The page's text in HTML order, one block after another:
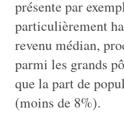
présente par
particulièrement
revenu médian,
parmi les grands
que la part de
(moins de 8%).